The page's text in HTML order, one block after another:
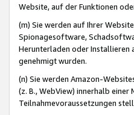
Website, auf der Funktionen
(m) Sie werden auf Ihrer
Spionagesoftware,
Herunterladen oder Installieren
genehmigt wurden.
(n) Sie werden Amazon-
(z. B., WebView) innerhalb
Teilnahmevoraussetzungen